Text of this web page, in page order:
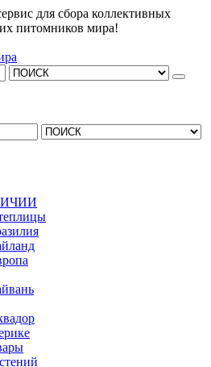
для сбора коллективных
питомников мира!